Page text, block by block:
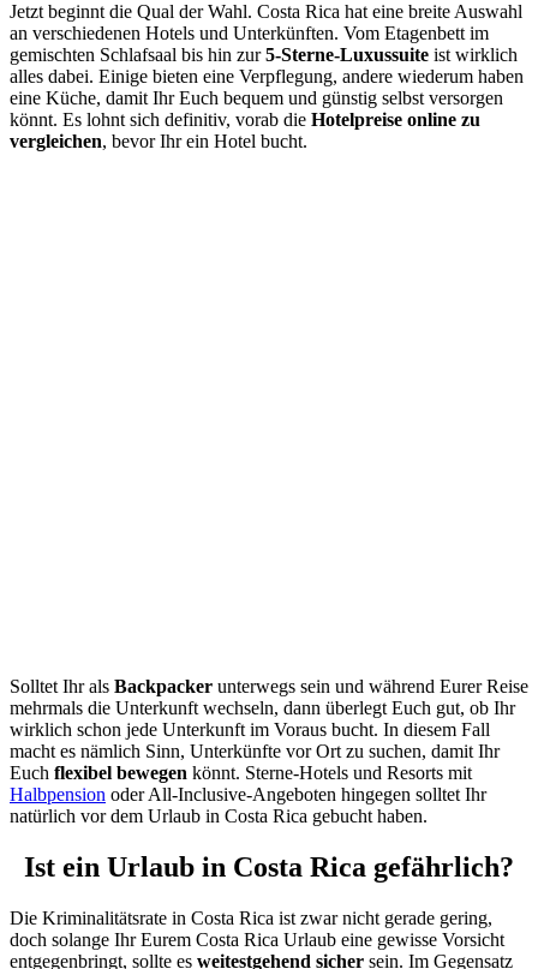
Jetzt beginnt die Qual der Wahl. Costa Rica hat eine breite Auswahl
an verschiedenen Hotels und Unterkünften. Vom Etagenbett im
gemischten Schlafsaal bis hin zur5-Sterne-Luxussuite ist wirklich
alles dabei. Einige bieten eine Verpflegung, andere wiederum haben
eine Küche, damit Ihr Euch bequem und günstig selbst versorgen
könnt. Es lohnt sich definitiv, vorab die Hotelpreise online zu
vergleichen, bevor Ihr ein Hotel bucht.
Solltet Ihr als Backpacker unterwegs sein und während Eurer Reise
mehrmals die Unterkunft wechseln, dann überlegt Euch gut, ob Ihr
wirklich schon jede Unterkunft im Voraus bucht. In diesem Fall
macht es nämlich Sinn, Unterkünfte vor Ort zu suchen, damit Ihr
Euch flexibel bewegen könnt. Sterne-Hotels und Resorts mit
Halbpension oder All-Inclusive-Angeboten hingegen solltet Ihr
natürlich vor dem Urlaub in Costa Rica gebucht haben.
Ist ein Urlaub in Costa Rica gefährlich?
Die Kriminalitätsrate in Costa Rica ist zwar nicht gerade gering,
doch solange Ihr Eurem Costa Rica Urlaub eine gewisse Vorsicht
entgegenbringt, sollte es weitestgehend sicher sein. Im Gegensatz